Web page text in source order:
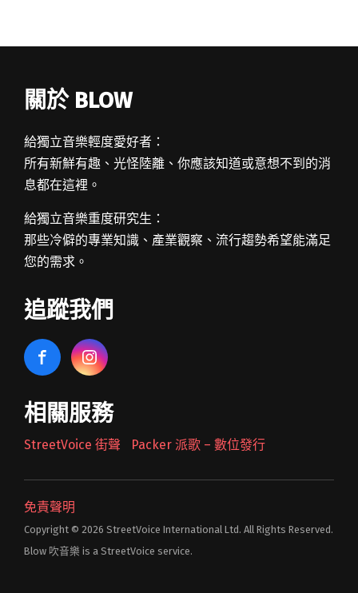
關於 BLOW
給獨立音樂輕度愛好者：
所有新鮮有趣、光怪陸離、你應該知道或意想不到的消
息都在這裡。
給獨立音樂重度研究生：
那些冷僻的專業知識、產業觀察、流行趨勢希望能滿足
您的需求。
追蹤我們
相關服務
StreetVoice 街聲 Packer 派歌 – 數位發行
免責聲明
Copyright © 2026 StreetVoice International Ltd. All Rights Reserved.
Blow 吹音樂 is a StreetVoice service.